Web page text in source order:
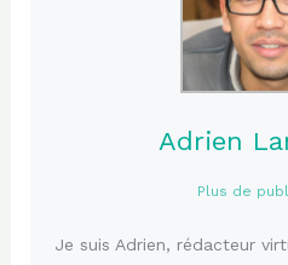
Adrien
Plus de
Je suis Adrien, rédacteur